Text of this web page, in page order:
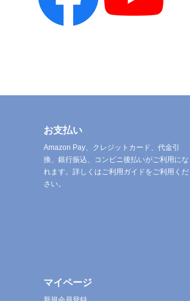
お支払い
Amazon Pay、クレジットカード、代金引
換、銀行振込、コンビニ後払いがご利用にな
れます。詳しくはご利用ガイドをご利用くだ
さい。
マイページ